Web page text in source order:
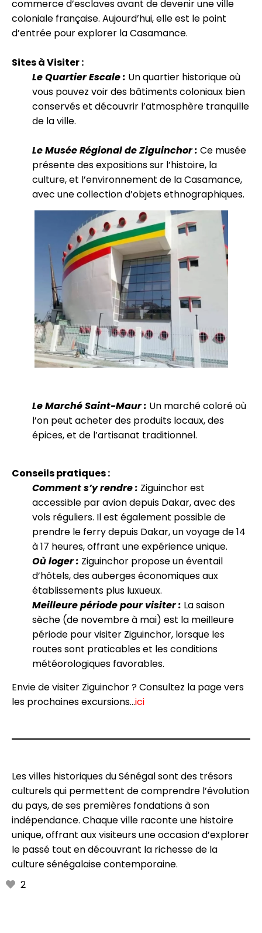
commerce d’esclaves avant de devenir une ville
coloniale française. Aujourd’hui, elle est le point
d’entrée pour explorer la Casamance.
Sites à Visiter :
Le Quartier Escale : Un quartier historique où
vous pouvez voir des bâtiments coloniaux bien
conservés et découvrir l’atmosphère tranquille
de la ville.
Le Musée Régional de Ziguinchor : Ce musée
présente des expositions sur l’histoire, la
culture, et l’environnement de la Casamance,
avec une collection d’objets ethnographiques.
Le Marché Saint-Maur : Un marché coloré où
l’on peut acheter des produits locaux, des
épices, et de l’artisanat traditionnel.
Conseils pratiques :
Comment s’y rendre : Ziguinchor est
accessible par avion depuis Dakar, avec des
vols réguliers. Il est également possible de
prendre le ferry depuis Dakar, un voyage de 14
à 17 heures, offrant une expérience unique.
Où loger : Ziguinchor propose un éventail
d’hôtels, des auberges économiques aux
établissements plus luxueux.
Meilleure période pour visiter : La saison
sèche (de novembre à mai) est la meilleure
période pour visiter Ziguinchor, lorsque les
routes sont praticables et les conditions
météorologiques favorables.
Envie de visiter Ziguinchor ? Consultez la page vers
les prochaines excursions…ici
Les villes historiques du Sénégal sont des trésors
culturels qui permettent de comprendre l’évolution
du pays, de ses premières fondations à son
indépendance. Chaque ville raconte une histoire
unique, offrant aux visiteurs une occasion d’explorer
le passé tout en découvrant la richesse de la
culture sénégalaise contemporaine.
2